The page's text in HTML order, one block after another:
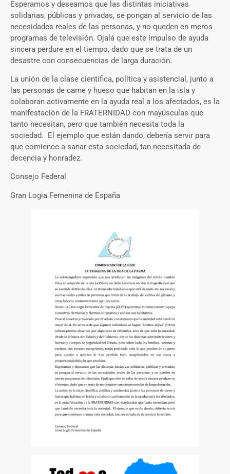
Esperamos y deseamos que las distintas iniciativas
solidarias, públicas y privadas, se pongan al servicio de las
necesidades reales de las personas, y no queden en meros
programas de televisión. Ojalá que este impulso de ayuda
sincera perdure en el tiempo, dado que se trata de un
desastre con consecuencias de larga duración.
La unión de la clase científica, política y asistencial, junto a
las personas de carne y hueso que habitan en la isla y
colaboran activamente en la ayuda real a los afectados, es la
manifestación de la FRATERNIDAD con mayúsculas que
tanto necesitan, pero que también necesita toda la
sociedad. El ejemplo que están dando, debería servir para
que comience a sanar esta sociedad, tan necesitada de
decencia y honradez.
Consejo Federal
Gran Logia Femenina de España